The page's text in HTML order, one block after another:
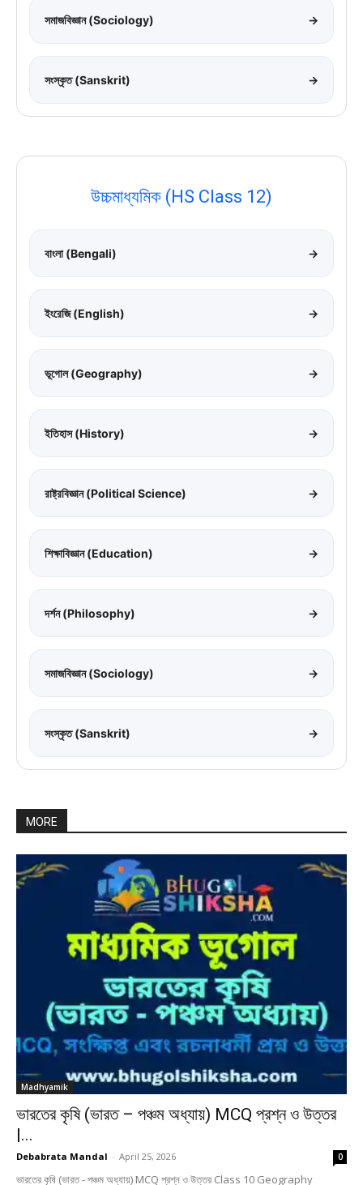
সমাজবিজ্ঞান (Sociology) →
সংস্কৃত (Sanskrit) →
উচ্চমাধ্যমিক (HS Class 12)
বাংলা (Bengali) →
ইংরেজি (English) →
ভূগোল (Geography) →
ইতিহাস (History) →
রাষ্ট্রবিজ্ঞান (Political Science) →
শিক্ষাবিজ্ঞান (Education) →
দর্শন (Philosophy) →
সমাজবিজ্ঞান (Sociology) →
সংস্কৃত (Sanskrit) →
MORE
Madhyamik
ভারতের কৃষি (ভারত – পঞ্চম অধ্যায়) MCQ প্রশ্ন ও উত্তর
|...
Debabrata Mandal - April 25, 2026 0
ভারতের কৃষি (ভারত - পঞ্চম অধ্যায়) MCQ প্রশ্ন ও উত্তর Class 10 Geography